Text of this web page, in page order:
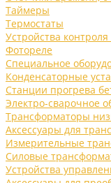
Таймеры
Термостаты
Устройства
Фотореле
Специальное
Конденсаторные
Станции прогрева
Электро-сварочное
Трансформаторы
Аксессуары для
Измерительные
Силовые
Устройства